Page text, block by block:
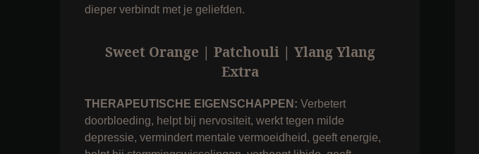
dieper verbindt met je geliefden.
Sweet Orange | Patchouli | Ylang Ylang
Extra
THERAPEUTISCHE EIGENSCHAPPEN: Verbetert
doorbloeding, helpt bij nervositeit, werkt tegen milde
depressie, vermindert mentale vermoeidheid, geeft energie,